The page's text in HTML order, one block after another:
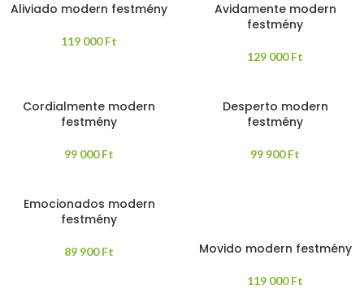
Aliviado modern festmény
119 000Ft
Avidamente modern
festmény
129 000Ft
Cordialmente modern
festmény
99 000Ft
Desperto modern
festmény
99 900Ft
Emocionados modern
festmény
89 900Ft Movido modern festmény
119 000Ft